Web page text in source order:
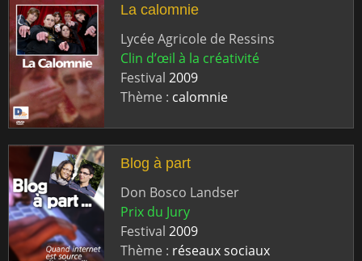
La calomnie
Lycée Agricole de Ressins
Clin d’œil à la créativité
Festival 2009
Thème : calomnie
Blog à part
Don Bosco Landser
Prix du Jury
Festival 2009
Thème : réseaux sociaux